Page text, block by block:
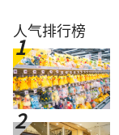
人气排行榜